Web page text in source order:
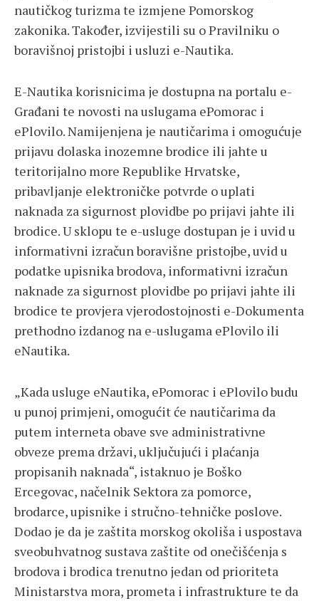
nautičkog turizma te izmjene Pomorskog
zakonika. Također, izvijestili su o Pravilniku o
boravišnoj pristojbi i usluzi e-Nautika.
E-Nautika korisnicima je dostupna na portalu e-
Građani te novosti na uslugama ePomorac i
ePlovilo. Namijenjena je nautičarima i omogućuje
prijavu dolaska inozemne brodice ili jahte u
teritorijalno more Republike Hrvatske,
pribavljanje elektroničke potvrde o uplati
naknada za sigurnost plovidbe po prijavi jahte ili
brodice. U sklopu te e-usluge dostupan je i uvid u
informativni izračun boravišne pristojbe, uvid u
podatke upisnika brodova, informativni izračun
naknade za sigurnost plovidbe po prijavi jahte ili
brodice te provjera vjerodostojnosti e-Dokumenta
prethodno izdanog na e-uslugama ePlovilo ili
eNautika.
„Kada usluge eNautika, ePomorac i ePlovilo budu
u punoj primjeni, omogućit će nautičarima da
putem interneta obave sve administrativne
obveze prema državi, uključujući i plaćanja
propisanih naknada“, istaknuo je Boško
Ercegovac, načelnik Sektora za pomorce,
brodarce, upisnike i stručno-tehničke poslove.
Dodao je da je zaštita morskog okoliša i uspostava
sveobuhvatnog sustava zaštite od onečišćenja s
brodova i brodica trenutno jedan od prioriteta
Ministarstva mora, prometa i infrastrukture te da